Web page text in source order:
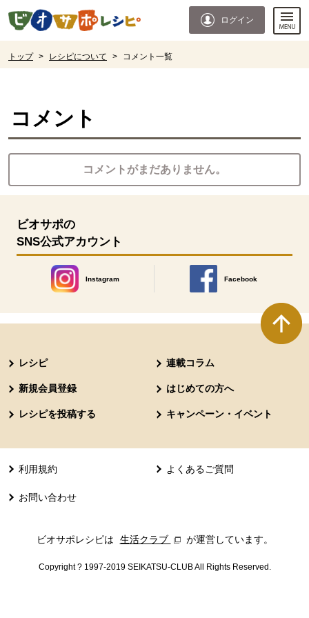
ページの先頭です。
ログイン
トップ > レシピについて > コメント一覧
コメント
コメントがまだありません。
ビオサポの
SNS公式アカウント
Instagram
別のウィンドウで開きます。
Facebook
別のウィンドウで開きます
レシピ 連載コラム
新規会員登録 はじめての方へ
レシピを投稿する キャンペーン・イベント
利用規約 よくあるご質問
お問い合わせ
ビオサポレシピは 生活クラブ 別のウィンドウで開きます。
が運営しています。
Copyright ? 1997-2019 SEIKATSU-CLUB All Rights Reserved.